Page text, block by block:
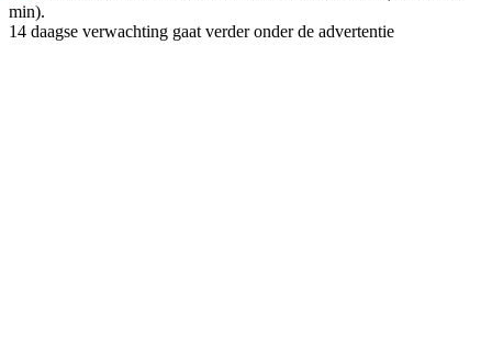
min).
14 daagse verwachting gaat verder onder de advertentie